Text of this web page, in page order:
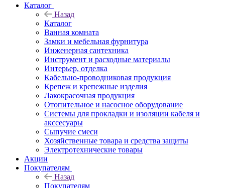
Каталог
Назад
Каталог
Ванная комната
Замки и мебельная фурнитура
Инженерная сантехника
Инструмент и расходные материалы
Интерьер, отделка
Кабельно-проводниковая продукция
Крепеж и крепежные изделия
Лакокрасочная продукция
Отопительное и насосное оборудование
Системы для прокладки и изоляции кабеля и
акссесуары
Сыпучие смеси
Хозяйственные товара и средства защиты
Электротехнические товары
Акции
Покупателям
Назад
Покупателям